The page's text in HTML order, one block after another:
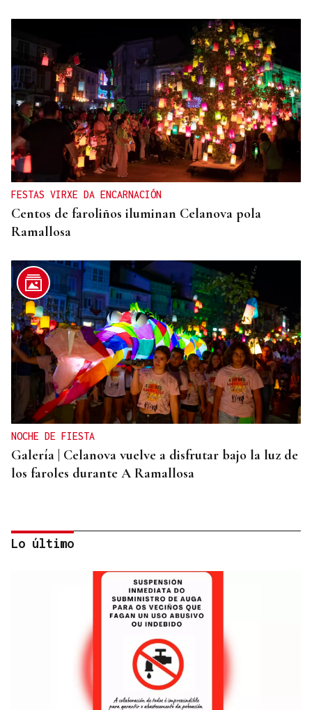
FESTAS VIRXE DA ENCARNACIÓN
Centos de faroliños iluminan Celanova pola
Ramallosa
NOCHE DE FIESTA
Galería | Celanova vuelve a disfrutar bajo la luz de
los faroles durante A Ramallosa
¿Sabe usted que Amaral visitó Celanova?
Lo último